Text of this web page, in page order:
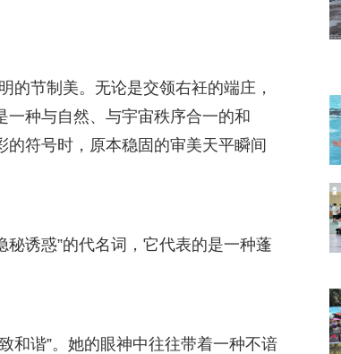
的节制美。无论是交领右衽的端庄，
一种与自然、与宇宙秩序合一的和
的符号时，原本稳固的审美天平瞬间
秘诱惑”的代名词，它代表的是一种蓬
和谐”。她的眼神中往往带着一种不谙